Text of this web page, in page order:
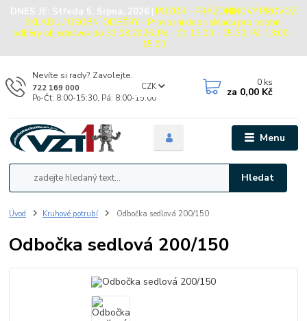
DNES JE: Středa 5. Srpna, 2026 | POZOR - PRÁZDNINOVÝ PROVOZ
SKLADU / OSOBNÍ ODBĚRY - Provozní doba skladu pro osobní
odběry objednávek do 31.08.2026: Po - Čt: 13:00 - 15:30, Pá: 13:00 -
15:00
Menu
CZK
Hledat
Nevíte si rady? Zavolejte.
722 169 000
Po-Čt: 8:00-15:30, Pá: 8:00-15:00
0 ks
za 0,00 Kč
Úvod Kruhové potrubí Odbočka sedlová 200/150
Odbočka sedlová 200/150